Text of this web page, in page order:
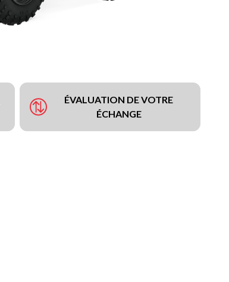
ÉVALUATION DE VOTRE
ÉCHANGE